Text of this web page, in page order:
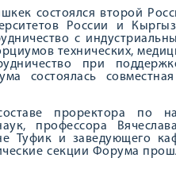
состоялся второй
России и
с
технических,
при
состоялась совместная
проректора по
профессора
Туфик и заведующего
секции Форума